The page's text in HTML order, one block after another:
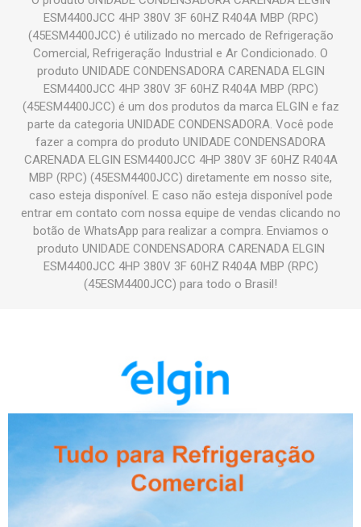
ESM4400JCC 4HP 380V 3F 60HZ R404A MBP (RPC)
(45ESM4400JCC) é utilizado no mercado de Refrigeração
Comercial, Refrigeração Industrial e Ar Condicionado. O
produto UNIDADE CONDENSADORA CARENADA ELGIN
ESM4400JCC 4HP 380V 3F 60HZ R404A MBP (RPC)
(45ESM4400JCC) é um dos produtos da marca ELGIN e faz
parte da categoria UNIDADE CONDENSADORA. Você pode
fazer a compra do produto UNIDADE CONDENSADORA
CARENADA ELGIN ESM4400JCC 4HP 380V 3F 60HZ R404A
MBP (RPC) (45ESM4400JCC) diretamente em nosso site,
caso esteja disponível. E caso não esteja disponível pode
entrar em contato com nossa equipe de vendas clicando no
botão de WhatsApp para realizar a compra. Enviamos o
produto UNIDADE CONDENSADORA CARENADA ELGIN
ESM4400JCC 4HP 380V 3F 60HZ R404A MBP (RPC)
(45ESM4400JCC) para todo o Brasil!